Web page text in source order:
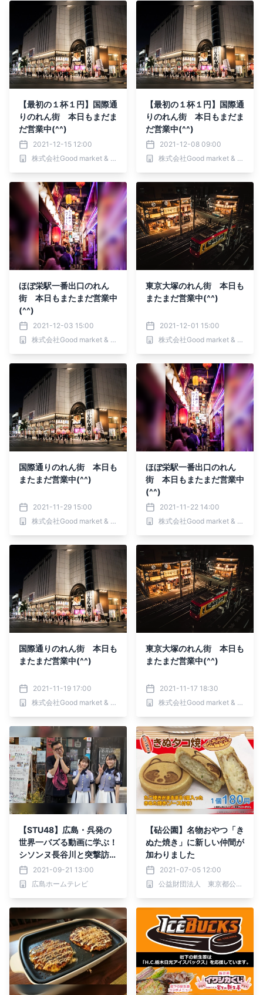
【最初の１杯１円】国際通
りのれん街 本日もまだま
だ営業中(^^)
2021-12-15 12:00
株式会社Good market & shops
【最初の１杯１円】国際通
りのれん街 本日もまだま
だ営業中(^^)
2021-12-08 09:00
株式会社Good market & shops
ほぼ栄駅一番出口のれん
街 本日もまたまだ営業中
(^^)
2021-12-03 15:00
株式会社Good market & shops
東京大塚のれん街 本日も
またまだ営業中(^^)
2021-12-01 15:00
株式会社Good market & shops
国際通りのれん街 本日も
またまだ営業中(^^)
2021-11-29 15:00
株式会社Good market & shops
ほぼ栄駅一番出口のれん
街 本日もまたまだ営業中
(^^)
2021-11-22 14:00
株式会社Good market & shops
国際通りのれん街 本日も
またまだ営業中(^^)
2021-11-19 17:00
株式会社Good market & shops
東京大塚のれん街 本日も
またまだ営業中(^^)
2021-11-17 18:30
株式会社Good market & shops
【STU48】広島・呉発の
世界一バズる動画に学ぶ！
シソンヌ長谷川と突撃訪
問！2021-09-21 13:00
広島ホームテレビ
【砧公園】名物おやつ「き
ぬた焼き」に新しい仲間が
加わりました
2021-07-05 12:00
公益財団法人 東京都公園協会